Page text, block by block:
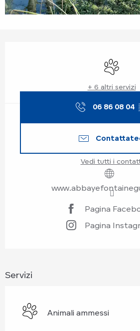
Animali
+ 6 altri servizi
06 86 08 04
Vedi tutti i
Pagina
Pagina
Servizi
Animali ammessi